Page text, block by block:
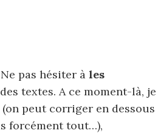
pas hésiter à les
textes. A ce moment-là, je
(on peut corriger en dessous
forcément tout…),